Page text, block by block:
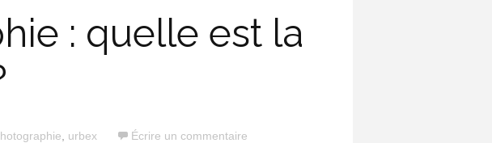
: quelle est la
urbex Écrire un commentaire